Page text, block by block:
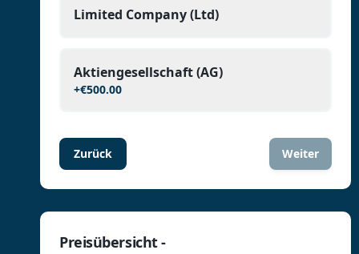
Limited Company (Ltd)
Aktiengesellschaft (AG)
+€500.00
Zurück Weiter
Preisübersicht -